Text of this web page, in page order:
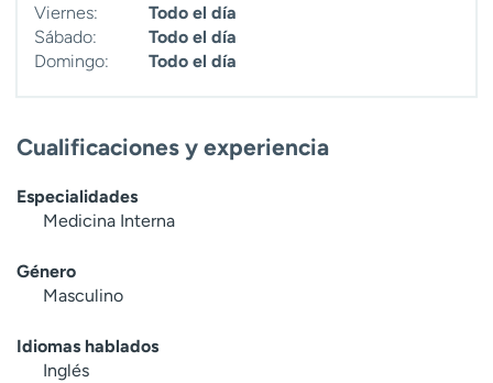
Viernes:
Todo el día
Sábado:
Todo el día
Domingo:
Todo el día
Cualificaciones y experiencia
Especialidades
Medicina Interna
Género
Masculino
Idiomas hablados
Inglés